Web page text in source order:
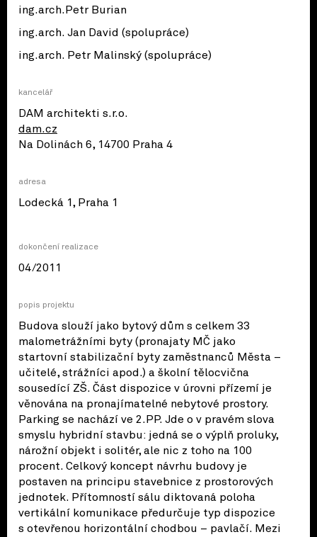
ing.arch.Petr Burian
ing.arch. Jan David (spolupráce)
ing.arch. Petr Malinský (spolupráce)
kancelář
DAM architekti s.r.o.
dam.cz
Na Dolinách 6, 14700 Praha 4
adresa
Lodecká 1, Praha 1
dokončení realizace
04/2011
popis projektu
Budova slouží jako bytový dům s celkem 33
malometrážními byty (pronajaty MČ jako
startovní stabilizační byty zaměstnanců Města –
učitelé, strážníci apod.) a školní tělocvična
sousedící ZŠ. Část dispozice v úrovni přízemí je
věnována na pronajímatelné nebytové prostory.
Parking se nachází ve 2.PP. Jde o v pravém slova
smyslu hybridní stavbu: jedná se o výplň proluky,
nárožní objekt i solitér, ale nic z toho na 100
procent. Celkový koncept návrhu budovy je
postaven na principu stavebnice z prostorových
jednotek. Přítomností sálu diktovaná poloha
vertikální komunikace předurčuje typ dispozice
s otevřenou horizontální chodbou – pavlačí. Mezi